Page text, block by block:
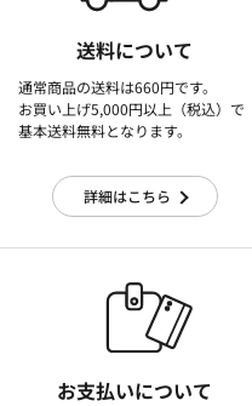
送料について
通常商品の送料は660円です。
お買い上げ5,000円以上（税込）で
基本送料無料となります。
詳細はこちら
お支払いについて